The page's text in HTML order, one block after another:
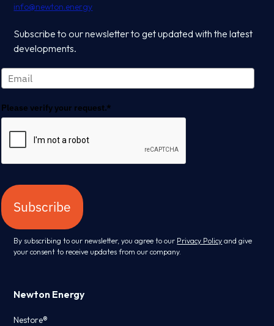
info@newton.energy
Subscribe to our newsletter to get updated with the latest
developments.
Please verify your request.*
Subscribe
By subscribing to our newsletter, you agree to our Privacy Policy and give
your consent to receive updates from our company.
Newton Energy
Nestore®